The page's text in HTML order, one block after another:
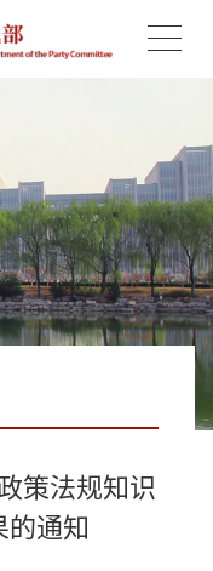
策法规知识
的通知